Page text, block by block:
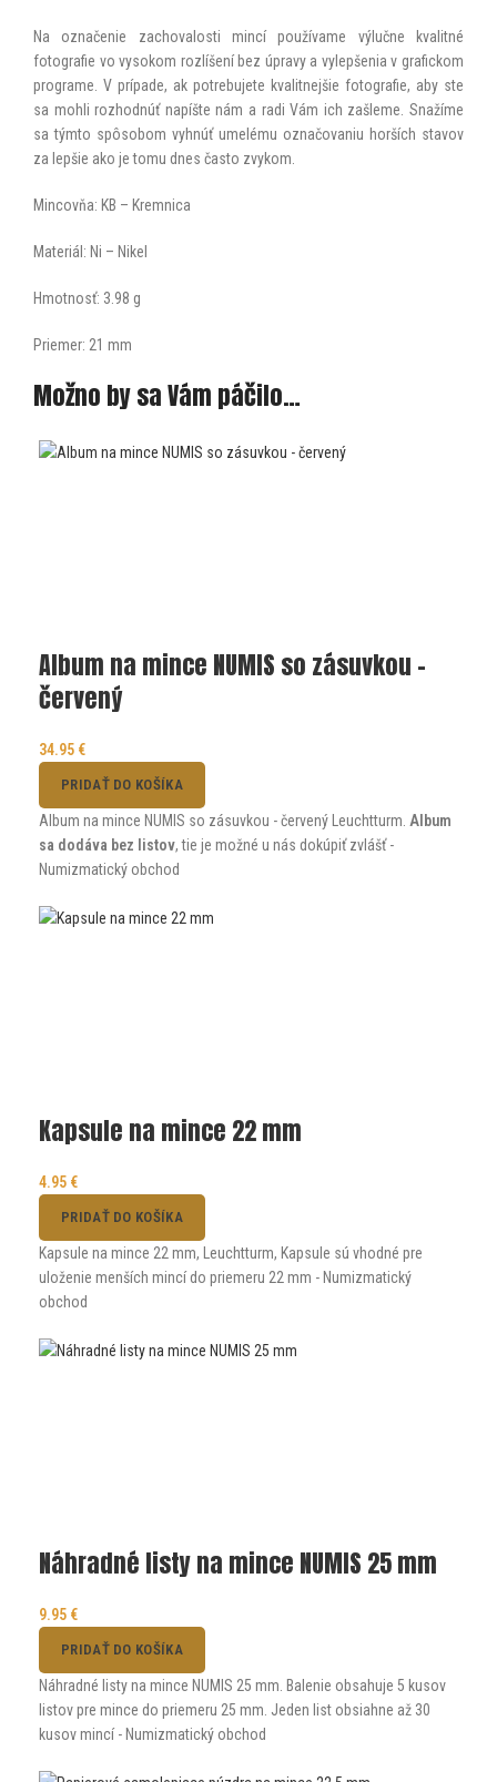
Na označenie zachovalosti mincí používame výlučne kvalitné
fotografie vo vysokom rozlíšení bez úpravy a vylepšenia v grafickom
programe. V prípade, ak potrebujete kvalitnejšie fotografie, aby ste
sa mohli rozhodnúť napíšte nám a radi Vám ich zašleme. Snažíme
sa týmto spôsobom vyhnúť umelému označovaniu horších stavov
za lepšie ako je tomu dnes často zvykom.
Mincovňa: KB – Kremnica
Materiál: Ni – Nikel
Hmotnosť: 3.98 g
Priemer: 21 mm
Možno by sa Vám páčilo…
Album na mince NUMIS so zásuvkou –
červený
34.95 €
PRIDAŤ DO KOŠÍKA
Album na mince NUMIS so zásuvkou - červený Leuchtturm. Album
sa dodáva bez listov, tie je možné u nás dokúpiť zvlášť -
Numizmatický obchod
Kapsule na mince 22 mm
4.95 €
PRIDAŤ DO KOŠÍKA
Kapsule na mince 22 mm, Leuchtturm, Kapsule sú vhodné pre
uloženie menších mincí do priemeru 22 mm - Numizmatický
obchod
Náhradné listy na mince NUMIS 25 mm
9.95 €
PRIDAŤ DO KOŠÍKA
Náhradné listy na mince NUMIS 25 mm. Balenie obsahuje 5 kusov
listov pre mince do priemeru 25 mm. Jeden list obsiahne až 30
kusov mincí - Numizmatický obchod